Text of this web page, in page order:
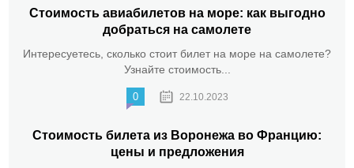
Стоимость авиабилетов на море: как выгодно
добраться на самолете
Интересуетесь, сколько стоит билет на море на самолете?
Узнайте стоимость...
0 22.10.2023
Стоимость билета из Воронежа во Францию:
цены и предложения